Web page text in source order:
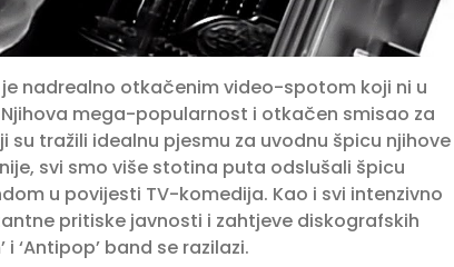
nadrealno otkačenim video-spotom koji ni u
mega-popularnost i otkačen smisao za
tražili idealnu pjesmu za uvodnu špicu njihove
svi smo više stotina puta odslušali špicu
u povijesti TV-komedija. Kao i svi intenzivno
pritiske javnosti i zahtjeve diskografskih
‘Antipop’ band se razilazi.